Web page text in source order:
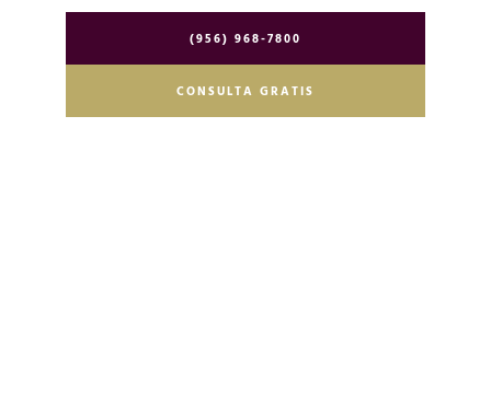
(956) 968-7800
CONSULTA GRATIS